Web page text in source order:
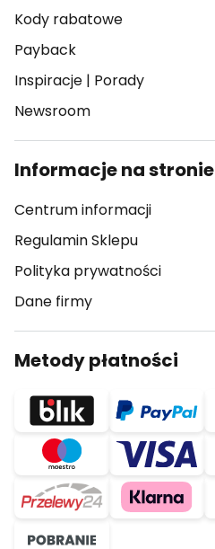
Kody rabatowe
Payback
Inspiracje | Porady
Newsroom
Informacje na stronie
Centrum informacji
Regulamin Sklepu
Polityka prywatności
Dane firmy
Metody płatności